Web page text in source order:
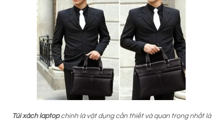
Túi xách laptopchính là vật dụng cần thiết và quan trọng nhất là